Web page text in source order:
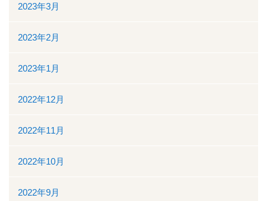
2023年3月
2023年2月
2023年1月
2022年12月
2022年11月
2022年10月
2022年9月